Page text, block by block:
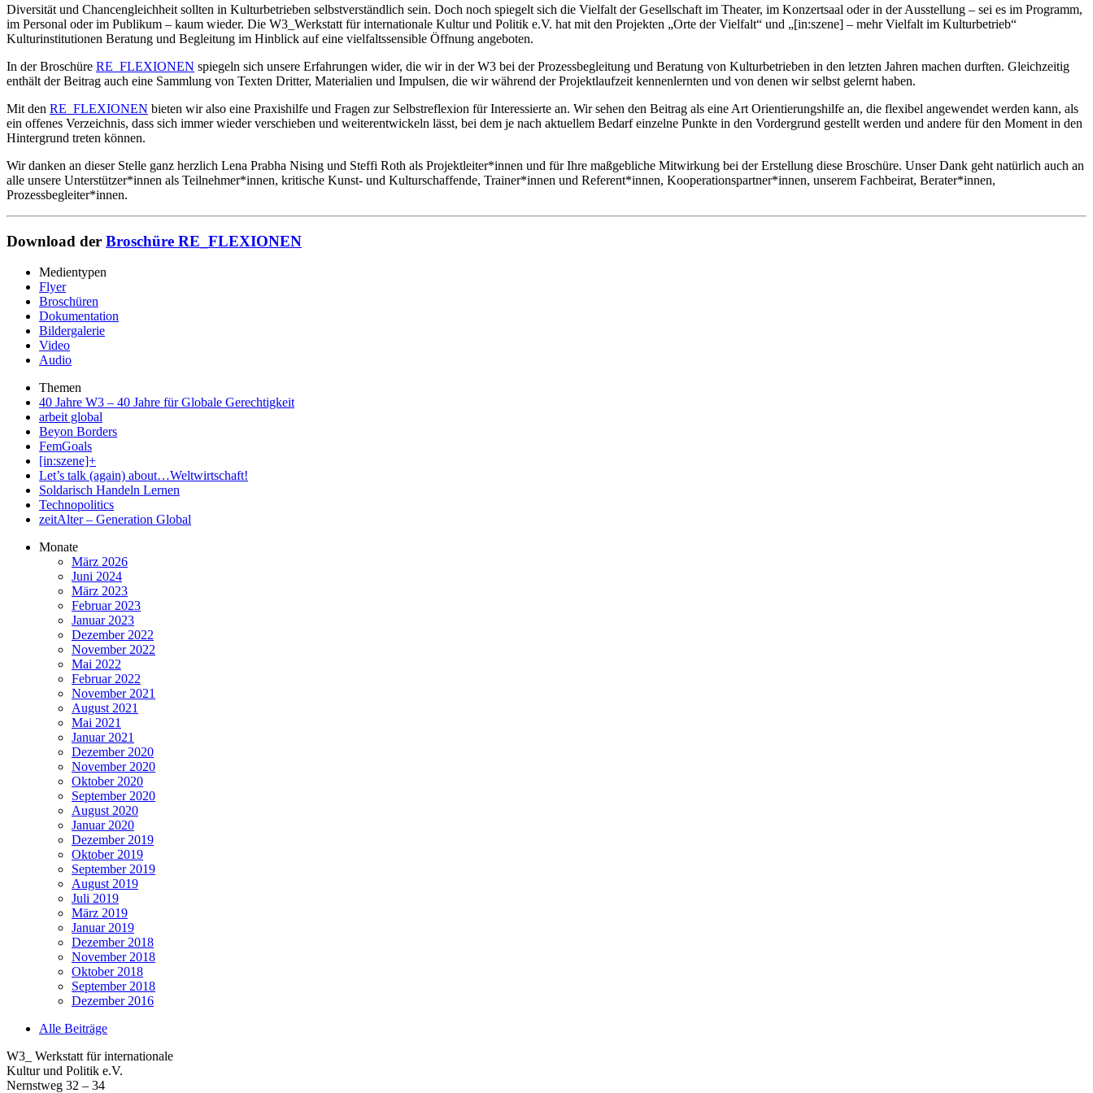
Diversität und Chancengleichheit sollten in Kulturbetrieben selbstverständlich sein. Doch noch spiegelt sich die Vielfalt der Gesellschaft im Theater, im Konzertsaal oder in der Ausstellung – sei es im Programm,
im Personal oder im Publikum – kaum wieder. Die W3_Werkstatt für internationale Kultur und Politik e.V. hat mit den Projekten „Orte der Vielfalt“ und „[in:szene] – mehr Vielfalt im Kulturbetrieb“
Kulturinstitutionen Beratung und Begleitung im Hinblick auf eine vielfaltssensible Öffnung angeboten.
In der Broschüre RE_FLEXIONEN spiegeln sich unsere Erfahrungen wider, die wir in der W3 bei der Prozessbegleitung und Beratung von Kulturbetrieben in den letzten Jahren machen durften. Gleichzeitig
enthält der Beitrag auch eine Sammlung von Texten Dritter, Materialien und Impulsen, die wir während der Projektlaufzeit kennenlernten und von denen wir selbst gelernt haben.
Mit den RE_FLEXIONEN bieten wir also eine Praxishilfe und Fragen zur Selbstreflexion für Interessierte an. Wir sehen den Beitrag als eine Art Orientierungshilfe an, die flexibel angewendet werden kann, als
ein offenes Verzeichnis, dass sich immer wieder verschieben und weiterentwickeln lässt, bei dem je nach aktuellem Bedarf einzelne Punkte in den Vordergrund gestellt werden und andere für den Moment in den
Hintergrund treten können.
Wir danken an dieser Stelle ganz herzlich Lena Prabha Nising und Steffi Roth als Projektleiter*innen und für Ihre maßgebliche Mitwirkung bei der Erstellung diese Broschüre. Unser Dank geht natürlich auch an
alle unsere Unterstützer*innen als Teilnehmer*innen, kritische Kunst- und Kulturschaffende, Trainer*innen und Referent*innen, Kooperationspartner*innen, unserem Fachbeirat, Berater*innen,
Prozessbegleiter*innen.
Download der Broschüre RE_FLEXIONEN
Medientypen
Flyer
Broschüren
Dokumentation
Bildergalerie
Video
Audio
Themen
40 Jahre W3 – 40 Jahre für Globale Gerechtigkeit
arbeit global
Beyon Borders
FemGoals
[in:szene]+
Let’s talk (again) about…Weltwirtschaft!
Soldarisch Handeln Lernen
Technopolitics
zeitAlter – Generation Global
Monate
März 2026
Juni 2024
März 2023
Februar 2023
Januar 2023
Dezember 2022
November 2022
Mai 2022
Februar 2022
November 2021
August 2021
Mai 2021
Januar 2021
Dezember 2020
November 2020
Oktober 2020
September 2020
August 2020
Januar 2020
Dezember 2019
Oktober 2019
September 2019
August 2019
Juli 2019
März 2019
Januar 2019
Dezember 2018
November 2018
Oktober 2018
September 2018
Dezember 2016
Alle Beiträge
W3_ Werkstatt für internationale
Kultur und Politik e.V.
Nernstweg 32 – 34